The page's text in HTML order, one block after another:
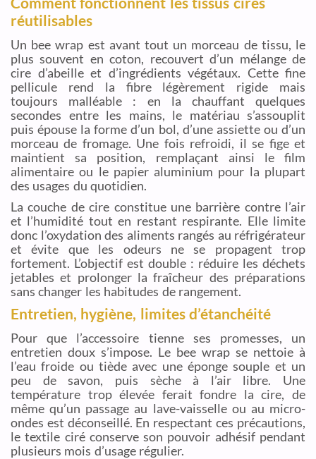
réutilisables
Un bee wrap est avant tout un morceau de tissu, le
plus souvent en coton, recouvert d’un mélange de
cire d’abeille et d’ingrédients végétaux. Cette fine
pellicule rend la fibre légèrement rigide mais
toujours malléable : en la chauffant quelques
secondes entre les mains, le matériau s’assouplit
puis épouse la forme d’un bol, d’une assiette ou d’un
morceau de fromage. Une fois refroidi, il se fige et
maintient sa position, remplaçant ainsi le film
alimentaire ou le papier aluminium pour la plupart
des usages du quotidien.
La couche de cire constitue une barrière contre l’air
et l’humidité tout en restant respirante. Elle limite
donc l’oxydation des aliments rangés au réfrigérateur
et évite que les odeurs ne se propagent trop
fortement. L’objectif est double : réduire les déchets
jetables et prolonger la fraîcheur des préparations
sans changer les habitudes de rangement.
Entretien, hygiène, limites d’étanchéité
Pour que l’accessoire tienne ses promesses, un
entretien doux s’impose. Le bee wrap se nettoie à
l’eau froide ou tiède avec une éponge souple et un
peu de savon, puis sèche à l’air libre. Une
température trop élevée ferait fondre la cire, de
même qu’un passage au lave-vaisselle ou au micro-
ondes est déconseillé. En respectant ces précautions,
le textile ciré conserve son pouvoir adhésif pendant
plusieurs mois d’usage régulier.